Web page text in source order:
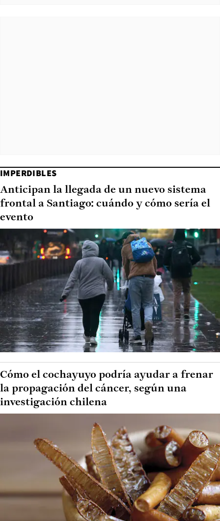
IMPERDIBLES
Anticipan la llegada de un nuevo sistema
frontal a Santiago: cuándo y cómo sería el
evento
Cómo el cochayuyo podría ayudar a frenar
la propagación del cáncer, según una
investigación chilena